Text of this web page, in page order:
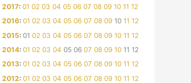
2017: 01 02 03 04 05 06 07 08 09 10 11 12
2016: 01 02 03 04 05 06 07 08 09 10 11 12
2015: 01 02 03 04 05 06 07 08 09 10 11 12
2014: 01 02 03 04 05 06 07 08 09 10 11 12
2013: 01 02 03 04 05 06 07 08 09 10 11 12
2012: 01 02 03 04 05 06 07 08 09 10 11 12